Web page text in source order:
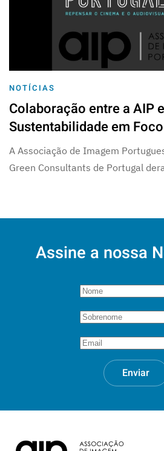
NOTÍCIAS
Colaboração entre a AIP
Sustentabilidade em Foco
A Associação de Imagem
Green Consultants de Portugal
Assine a nossa
Enviar